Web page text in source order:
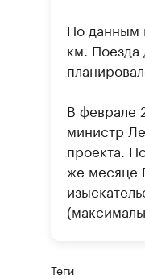
По данным
км. Поезда
В феврале
министр
проекта.
же месяце
Теги